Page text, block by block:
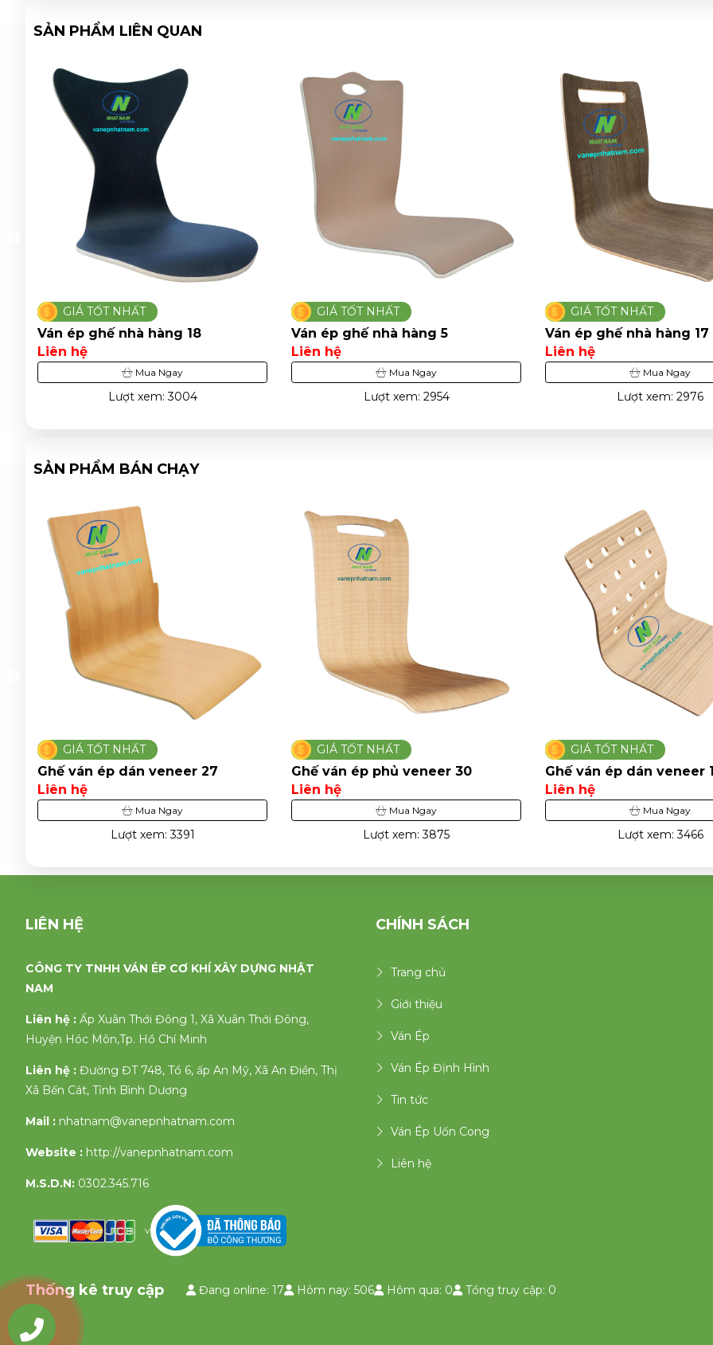
SẢN PHẨM LIÊN QUAN
GIÁ TỐT NHẤT
Ván ép ghế nhà hàng 5
Liên hệ
Mua Ngay
Lượt xem: 2954
GIÁ TỐT NHẤT
Ván ép ghế nhà hàng 17
Liên hệ
Mua Ngay
Lượt xem: 2976
GIÁ TỐT NHẤT
Ván ép ghế nhà hàng 14
Liên hệ
Mua Ngay
Lượt xem: 2601
SẢN PHẨM BÁN CHẠY
GIÁ TỐT NHẤT
Ghế ván ép phủ veneer 30
Liên hệ
Mua Ngay
Lượt xem: 3875
GIÁ TỐT NHẤT
Ghế ván ép dán veneer 13
Liên hệ
Mua Ngay
Lượt xem: 3466
GIÁ TỐT NHẤT
Ghế ván ép phủ veneer
Liên hệ
Mua Ngay
Lượt xem: 4058
LIÊN HỆ
CÔNG TY TNHH VÁN ÉP CƠ KHÍ XÂY DỰNG NHẬT
NAM
Liên hệ : Ấp Xuân Thới Đông 1, Xã Xuân Thới Đông,
Huyện Hóc Môn,Tp. Hồ Chí Minh
Liên hệ : Đường ĐT 748, Tổ 6, ấp An Mỹ, Xã An Điền, Thị
Xã Bến Cát, Tỉnh Bình Dương
Mail : nhatnam@vanepnhatnam.com
Website : http://vanepnhatnam.com
M.S.D.N: 0302.345.716
v
CHÍNH SÁCH
Trang chủ
Giới thiệu
Ván Ép
Ván Ép Định Hình
Tin tức
Ván Ép Uốn Cong
Liên hệ
Thống kê truy cập Đang online: 17 Hôm nay: 506 Hôm qua: 0 Tổng truy cập: 0
0903335658